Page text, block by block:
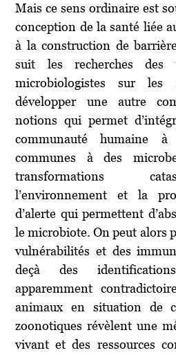
Mais ce sens ordinaire est
conception de la santé liée
à la construction de
suit les recherches des
microbiologistes sur les
développer une autre
notions qui permet
communauté humaine à
communes à des
transformations
l’environnement et la
d’alerte qui permettent
le microbiote. On peut alors
vulnérabilités et des
deçà des
apparemment
animaux en situation de
zoonotiques révèlent une
vivant et des ressources